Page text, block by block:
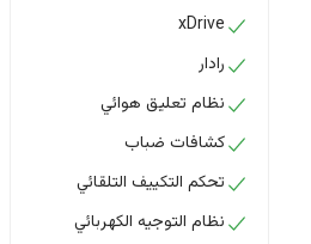
xDrive
رادار
نظام تعليق هوائي
كشافات ضباب
تحكم التكييف التلقائي
نظام التوجيه الكهربائي